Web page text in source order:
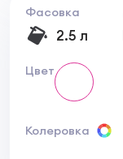
Фасовка
2.5 л
Цвет
Колеровка